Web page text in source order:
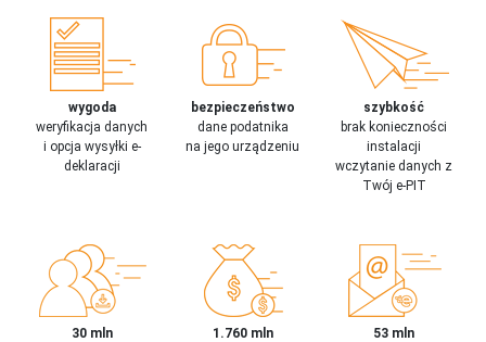
wygoda
weryfikacja danych
i opcja wysyłki e-
deklaracji
bezpieczeństwo
dane podatnika
na jego urządzeniu
szybkość
brak konieczności
instalacji
wczytanie danych z
Twój e-PIT
30 mln
1.760 mln
53 mln